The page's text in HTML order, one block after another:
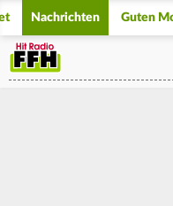
Nachrichten Guten